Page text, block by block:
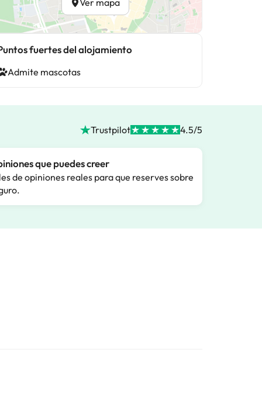
Ver mapa
fuertes del alojamiento
Admite mascotas
Trustpilot 4.5/5
que puedes creer
de opiniones reales para que reserves sobre